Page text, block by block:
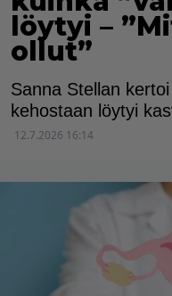
löytyi –
ollut”
Sanna Stellan
kehostaan löytyi
12.7.2026 16:14